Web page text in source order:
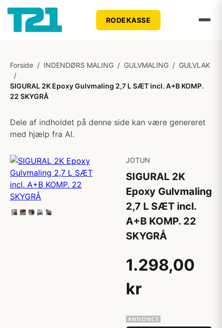
RODEKASSE
Forside / INDENDØRS MALING / GULVMALING / GULVLAK
/
SIGURAL 2K Epoxy Gulvmaling 2,7 L SÆT incl. A+B KOMP.
22 SKYGRÅ
Dele af indholdet på denne side kan være genereret
med hjælp fra AI.
JOTUN
SIGURAL 2K
Epoxy Gulvmaling
2,7 L SÆT incl.
A+B KOMP. 22
SKYGRÅ
1.298,00
kr